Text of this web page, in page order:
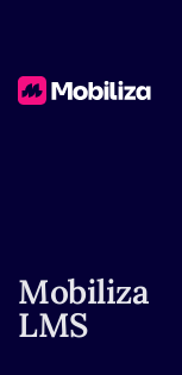
Mobiliza
LMS